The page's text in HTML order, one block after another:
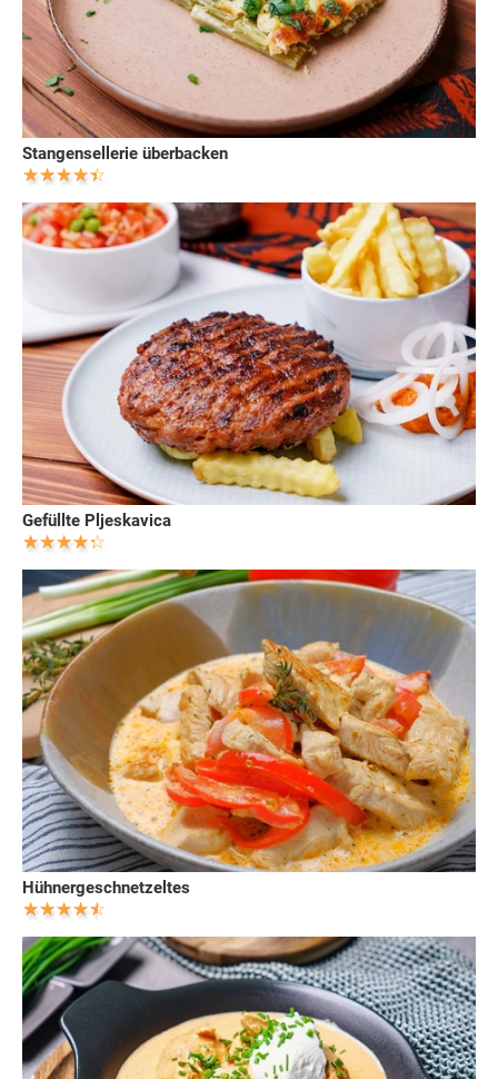
Stangensellerie überbacken
Gefüllte Pljeskavica
Hühnergeschnetzeltes